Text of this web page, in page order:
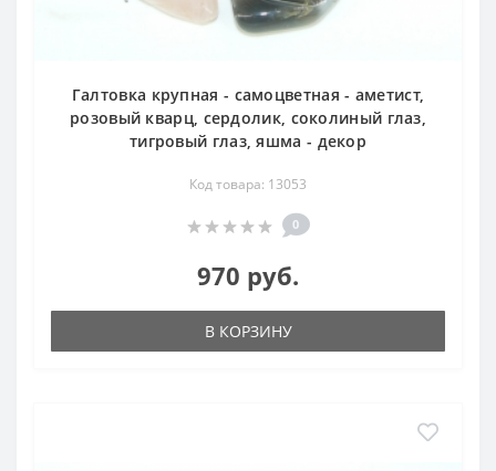
Галтовка крупная - самоцветная - аметист,
розовый кварц, сердолик, соколиный глаз,
тигровый глаз, яшма - декор
Код товара: 13053
0
970 руб.
В КОРЗИНУ